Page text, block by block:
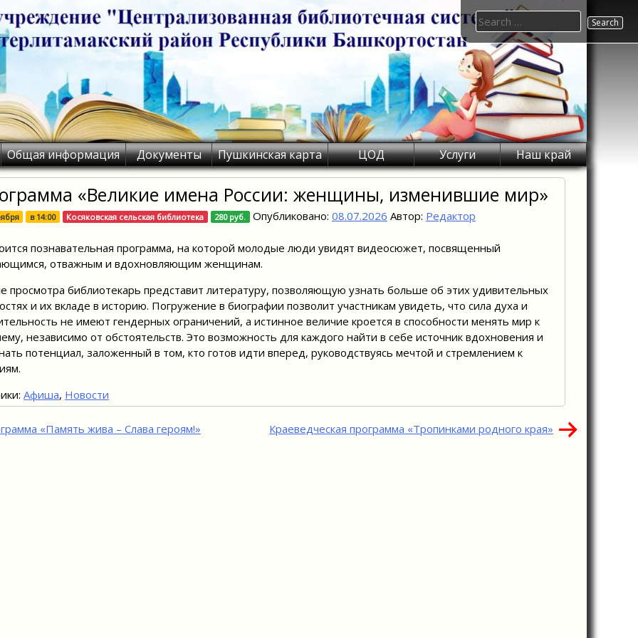
Общая информация Документы Пушкинская карта ЦОД Услуги Наш край
Search
for:
«Великие имена России: женщины, изменившие мир»
в14:00 Косяковская сельская библиотека 280 руб. Опубликовано: 08.07.2026 Автор: Редактор
познавательная программа, на которой молодые люди увидят видеосюжет, посвященный
отважным и вдохновляющим женщинам.
просмотра библиотекарь представит литературу, позволяющую узнать больше об этих удивительных
и их вкладе в историю. Погружение в биографии позволит участникам увидеть, что сила духа и
не имеют гендерных ограничений, а истинное величие кроется в способности менять мир к
независимо от обстоятельств. Это возможность для каждого найти в себе источник вдохновения и
потенциал, заложенный в том, кто готов идти вперед, руководствуясь мечтой и стремлением к
Афиша, Новости
«Память жива – Слава героям!» Краеведческая программа «Тропинками родного края»